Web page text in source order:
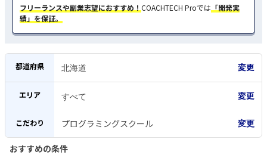
フリーランスや副業志望におすすめ！COACHTECH Proでは「開発実
績」を保証。
都道府県
エリア
こだわり プログラミングスクール 変更
おすすめの条件